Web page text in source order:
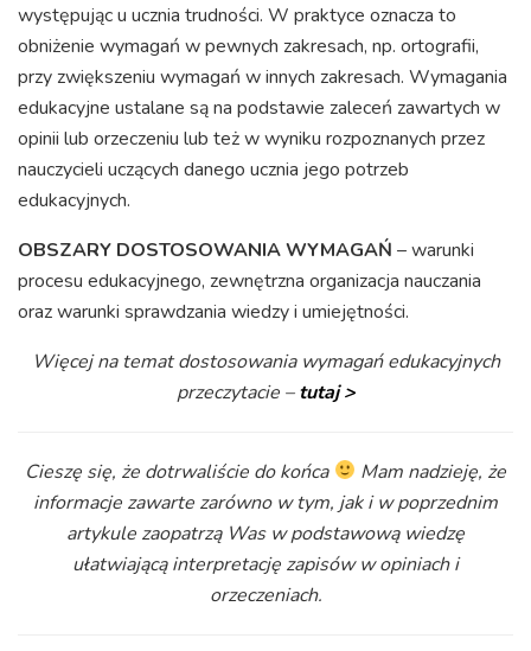
występując u ucznia trudności. W praktyce oznacza to
obniżenie wymagań w pewnych zakresach, np. ortografii,
przy zwiększeniu wymagań w innych zakresach. Wymagania
edukacyjne ustalane są na podstawie zaleceń zawartych w
opinii lub orzeczeniu lub też w wyniku rozpoznanych przez
nauczycieli uczących danego ucznia jego potrzeb
edukacyjnych.
OBSZARY DOSTOSOWANIA WYMAGAŃ – warunki
procesu edukacyjnego, zewnętrzna organizacja nauczania
oraz warunki sprawdzania wiedzy i umiejętności.
Więcej na temat dostosowania wymagań edukacyjnych
przeczytacie –tutaj >
Cieszę się, że dotrwaliście do końca
Mam nadzieję, że
informacje zawarte zarówno w tym, jak i w poprzednim
artykule zaopatrzą Was w podstawową wiedzę
ułatwiającą interpretację zapisów w opiniach i
orzeczeniach.